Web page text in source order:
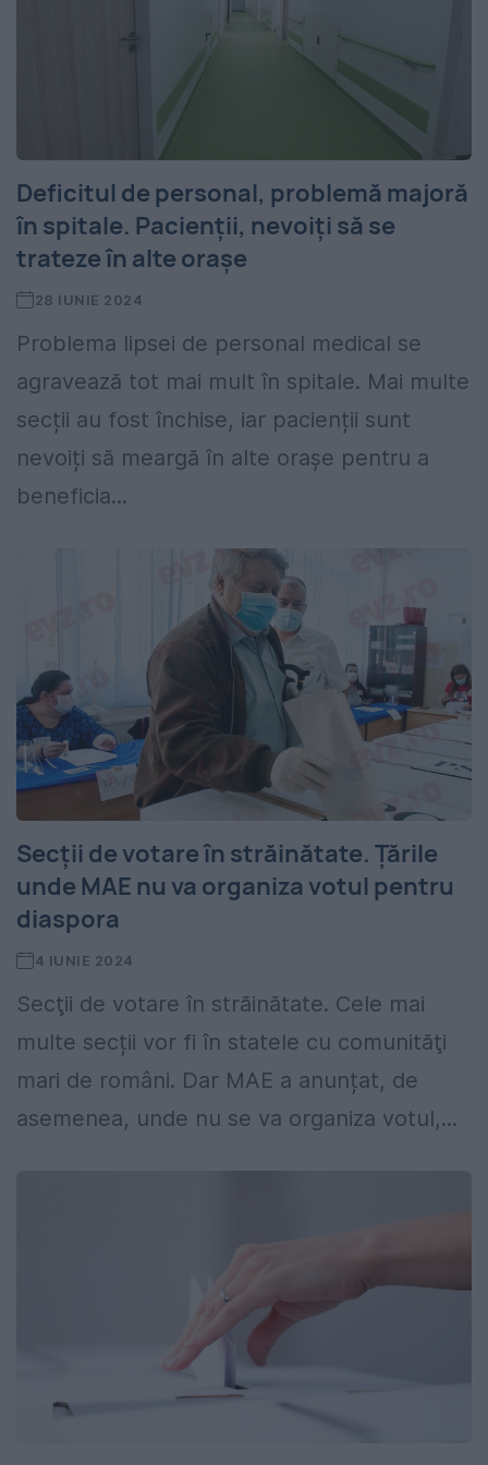
Deficitul de personal, problemă majoră
în spitale. Pacienții, nevoiți să se
trateze în alte orașe
28 IUNIE 2024
Problema lipsei de personal medical se
agravează tot mai mult în spitale. Mai multe
secții au fost închise, iar pacienții sunt
nevoiți să meargă în alte orașe pentru a
beneficia...
Secţii de votare în străinătate. Țările
unde MAE nu va organiza votul pentru
diaspora
4 IUNIE 2024
Secţii de votare în străinătate. Cele mai
multe secții vor fi în statele cu comunităţi
mari de români. Dar MAE a anunțat, de
asemenea, unde nu se va organiza votul,...